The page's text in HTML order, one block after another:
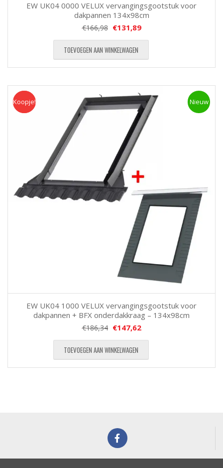
EW UK04 0000 VELUX vervangingsgootstuk voor
dakpannen 134x98cm
€166,98 €131,89
TOEVOEGEN AAN WINKELWAGEN
Koopje Nieuw
Koopje!
EW UK04 1000 VELUX vervangingsgootstuk voor
dakpannen + BFX onderdakkraag – 134x98cm
€186,34 €147,62
TOEVOEGEN AAN WINKELWAGEN